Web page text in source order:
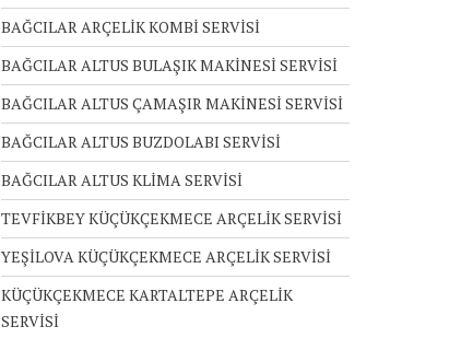
BAĞCILAR ARÇELİK KOMBİ SERVİSİ
BAĞCILAR ALTUS BULAŞIK MAKİNESİ SERVİSİ
BAĞCILAR ALTUS ÇAMAŞIR MAKİNESİ SERVİSİ
BAĞCILAR ALTUS BUZDOLABI SERVİSİ
BAĞCILAR ALTUS KLİMA SERVİSİ
TEVFİKBEY KÜÇÜKÇEKMECE ARÇELİK SERVİSİ
YEŞİLOVA KÜÇÜKÇEKMECE ARÇELİK SERVİSİ
KÜÇÜKÇEKMECE KARTALTEPE ARÇELİK
SERVİSİ